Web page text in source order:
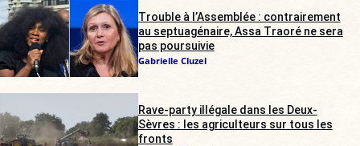
Trouble à l’Assemblée : contrairement
au septuagénaire, Assa Traoré ne sera
pas poursuivie
Gabrielle Cluzel
Rave-party illégale dans les Deux-
Sèvres : les agriculteurs sur tous les
fronts